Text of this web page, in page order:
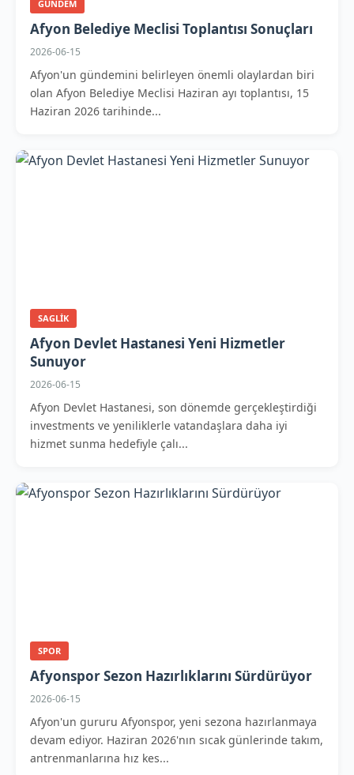
GUNDEM
Afyon Belediye Meclisi Toplantısı Sonuçları
2026-06-15
Afyon'un gündemini belirleyen önemli olaylardan biri
olan Afyon Belediye Meclisi Haziran ayı toplantısı, 15
Haziran 2026 tarihinde...
SAGLIK
Afyon Devlet Hastanesi Yeni Hizmetler
Sunuyor
2026-06-15
Afyon Devlet Hastanesi, son dönemde gerçekleştirdiği
investments ve yeniliklerle vatandaşlara daha iyi
hizmet sunma hedefiyle çalı...
SPOR
Afyonspor Sezon Hazırlıklarını Sürdürüyor
2026-06-15
Afyon'un gururu Afyonspor, yeni sezona hazırlanmaya
devam ediyor. Haziran 2026'nın sıcak günlerinde takım,
antrenmanlarına hız kes...